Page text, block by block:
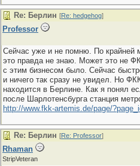
Re: Берлин [Re: hedgehog]
Professor
Сейчас уже и не помню. По крайней
это правда не знаю. Может это не
с этим бизнесом было. Сейчас
и ничего так сразу не увидел. Но
находится в Берлине. Как я понял
после Шарлотенсбурга станция
http://www.fkk-artemis.de/page/
Re: Берлин [Re: Professor]
Rhaman
StripVeteran